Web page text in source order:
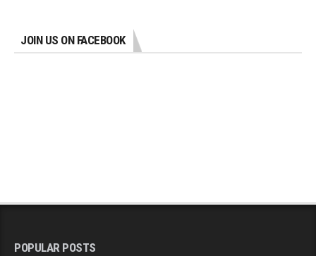
JOIN US ON FACEBOOK
POPULAR POSTS